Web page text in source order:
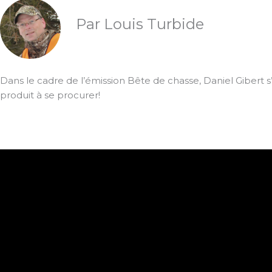
Par Louis Turbide
Dans le cadre de l’émission Bête de chasse, Daniel
produit à se procurer!